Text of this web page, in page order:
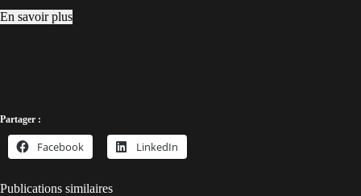
En savoir plus
Partager :
Facebook LinkedIn
Publications similaires